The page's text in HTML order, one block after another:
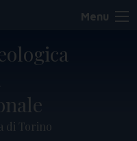
Menu
di Torino